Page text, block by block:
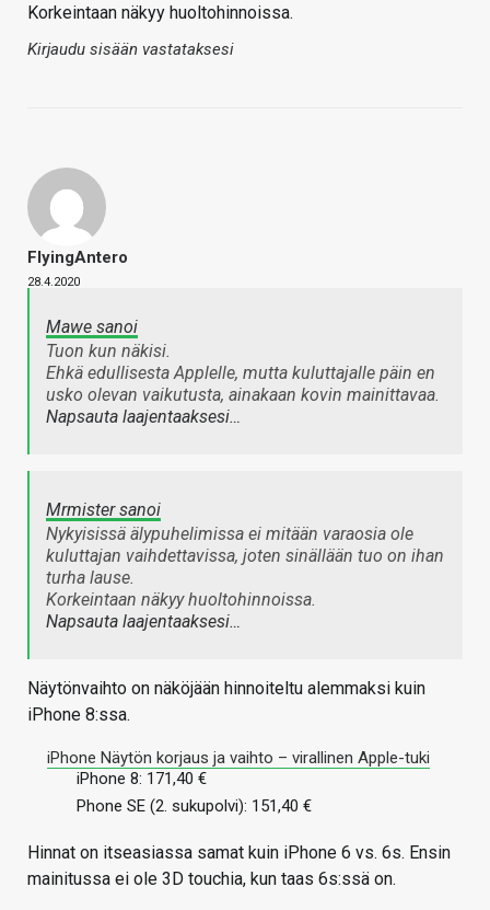
Korkeintaan näkyy huoltohinnoissa.
Kirjaudu sisään vastataksesi
FlyingAntero
28.4.2020
Mawe sanoi
Tuon kun näkisi.
Ehkä edullisesta Applelle, mutta kuluttajalle päin en
usko olevan vaikutusta, ainakaan kovin mainittavaa.
Napsauta laajentaaksesi…
Mrmister sanoi
Nykyisissä älypuhelimissa ei mitään varaosia ole
kuluttajan vaihdettavissa, joten sinällään tuo on ihan
turha lause.
Korkeintaan näkyy huoltohinnoissa.
Napsauta laajentaaksesi…
Näytönvaihto on näköjään hinnoiteltu alemmaksi kuin
iPhone 8:ssa.
iPhone Näytön korjaus ja vaihto – virallinen Apple-tuki
iPhone 8: 171,40 €
Phone SE (2. sukupolvi): 151,40 €
Hinnat on itseasiassa samat kuin iPhone 6 vs. 6s. Ensin
mainitussa ei ole 3D touchia, kun taas 6s:ssä on.